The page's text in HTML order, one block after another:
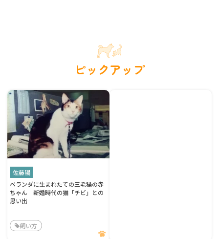
ピックアップ
佐藤陽
ベランダに生まれたての三毛猫の赤
ちゃん 新婚時代の猫「チビ」との
思い出
飼い方